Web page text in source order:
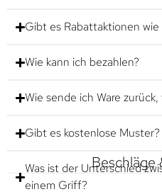
Gibt es Rabattaktionen wie
Wie kann ich bezahlen?
Wie sende ich Ware
Gibt es kostenlose Muster?
Beschläge
Was ist der Unterschied
einem Griff?